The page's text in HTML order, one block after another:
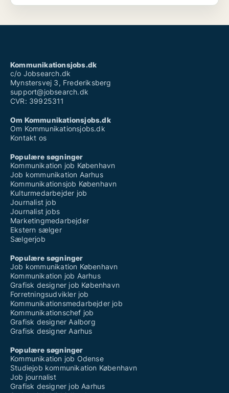
Kommunikationsjobs.dk
c/o Jobsearch.dk
Mynstersvej 3, Frederiksberg
support@jobsearch.dk
CVR: 39925311
Om Kommunikationsjobs.dk
Om Kommunikationsjobs.dk
Kontakt os
Populære søgninger
Kommunikation job København
Job kommunikation Aarhus
Kommunikationsjob København
Kulturmedarbejder job
Journalist job
Journalist jobs
Marketingmedarbejder
Ekstern sælger
Sælgerjob
Populære søgninger
Job kommunikation København
Kommunikation job Aarhus
Grafisk designer job København
Forretningsudvikler job
Kommunikationsmedarbejder job
Kommunikationschef job
Grafisk designer Aalborg
Grafisk designer Aarhus
Populære søgninger
Kommunikation job Odense
Studiejob kommunikation København
Job journalist
Grafisk designer job Aarhus